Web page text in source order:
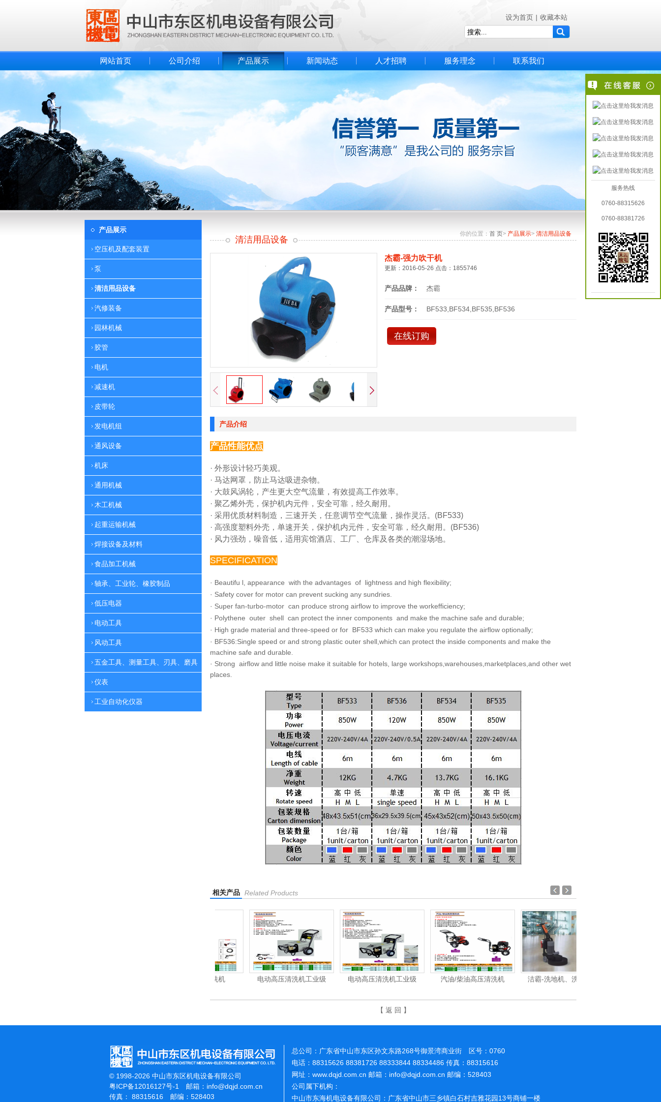
设为首页 | 收藏本站
网站首页 公司介绍 产品展示 新闻动态 人才招聘 服务理念 联系我们
产品展示
空压机及配套装置
泵
清洁用品设备
汽修装备
园林机械
胶管
电机
减速机
皮带轮
发电机组
通风设备
机床
通用机械
木工机械
起重运输机械
焊接设备及材料
食品加工机械
轴承、工业轮、橡胶制品
低压电器
电动工具
风动工具
五金工具、测量工具、刃具、磨具
仪表
工业自动化仪器
你的位置： 首 页> 产品展示> 清洁用品设备
清洁用品设备
杰霸-强力吹干机
更新：2016-05-26 点击：1855746
产品品牌： 杰霸
产品型号： BF533,BF534,BF535,BF536
在线订购
产品介绍
产品性能优点
· 外形设计轻巧美观。
· 马达网罩，防止马达吸进杂物。
· 大鼓风涡轮，产生更大空气流量，有效提高工作效率。
· 聚乙烯外壳，保护机内元件，安全可靠，经久耐用。
· 采用优质材料制造，三速开关，任意调节空气流量，操作灵活。(BF533)
· 高强度塑料外壳，单速开关，保护机内元件，安全可靠， 经久耐用。(BF536)
· 风力强劲，噪音低，适用宾馆酒店、工厂、仓库及各类的潮湿场地。
SPECIFICATION
· Beautifu l, appearance with the advantages of lightness and high flexibility;
· Safety cover for motor can prevent sucking any sundries.
· Super fan-turbo-motor can produce strong airflow to improve the workefficiency;
· Polythene outer shell can protect the inner components and make the machine safe and durable;
· High grade material and three-speed or for BF533 which can make you regulate the airflow optionally;
· BF536:Single speed or and strong plastic outer shell,which can protect the inside components and make the
machine safe and durable.
· Strong airflow and little noise make it suitable for hotels, large workshops,warehouses,marketplaces,and other wet
places.
相关产品 Related Products
电动高压清洗机工业级 电动高压清洗机工业级 汽油/柴油高压清洗机 洁霸-洗地机、洗地车系
【 返 回 】
© 1998-2026 中山市东区机电设备有限公司
粤ICP备12016127号-1
邮箱： info@dqjd.com.cn
传真： 88315616 邮编：528403
总公司：广东省中山市东区孙文东路268号御景湾商业街 区号：0760
电话：88315626 88381726 88333844 88334486 传真：88315616
网址：www.dqjd.com.cn 邮箱：info@dqjd.com.cn 邮编：528403
公司属下机构：
中山市东海机电设备有限公司：广东省中山市三乡镇白石村吉雅花园13号商铺一楼
服务热线
0760-88315626
0760-88381726